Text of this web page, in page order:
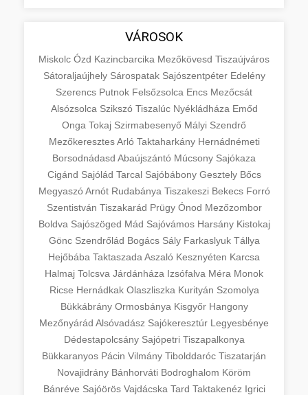
VÁROSOK
Miskolc Ózd Kazincbarcika Mezőkövesd Tiszaújváros
Sátoraljaújhely Sárospatak Sajószentpéter Edelény
Szerencs Putnok Felsőzsolca Encs Mezőcsát
Alsózsolca Szikszó Tiszalúc Nyékládháza Emőd
Onga Tokaj Szirmabesenyő Mályi Szendrő
MezőkeresztesArló Taktaharkány Hernádnémeti
Borsodnádasd Abaújszántó Múcsony Sajókaza
Cigánd Sajólád Tarcal Sajóbábony Gesztely Bőcs
MegyaszóArnót Rudabánya Tiszakeszi Bekecs Forró
Szentistván Tiszakarád Prügy Ónod Mezőzombor
Boldva Sajószöged Mád Sajóvámos Harsány Kistokaj
Gönc Szendrőlád Bogács Sály Farkaslyuk Tállya
Hejőbába Taktaszada Aszaló Kesznyéten Karcsa
Halmaj Tolcsva Járdánháza Izsófalva Méra Monok
Ricse Hernádkak Olaszliszka Kurityán Szomolya
Bükkábrány Ormosbánya Kisgyőr Hangony
Mezőnyárád Alsóvadász Sajókeresztúr Legyesbénye
Dédestapolcsány Sajópetri Tiszapalkonya
Bükkaranyos Pácin Vilmány Tibolddaróc Tiszatarján
Novajidrány Bánhorváti Bodroghalom Köröm
Bánréve Sajóörös Vajdácska Tard Taktakenéz Igrici